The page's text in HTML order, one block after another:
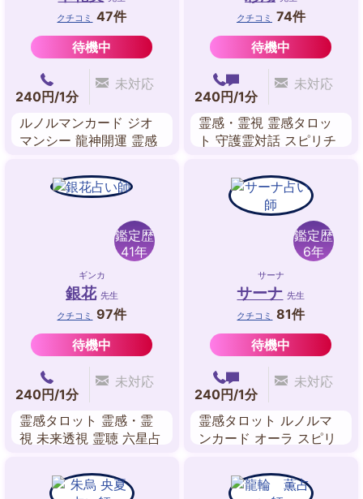
クチコミ
47件
待機中
240円/1分
未対応
ルノルマンカード ジオ
マンシー 龍神開運 霊感
星術 東洋占星術
クチコミ 74件
待機中
240円/1分
未対応
霊感・霊視 霊感タロッ
ト 守護霊対話 スピリチ
動修正 ツインレイリー
ディング
鑑定歴
41年
ギンカ
銀花 先生
クチコミ
97件
待機中
240円/1分
未対応
霊感タロット 霊感・霊
視 未来透視 霊聴 六星占
鑑定歴
6年
サーナ
サーナ 先生
クチコミ
81件
待機中
240円/1分
未対応
霊感タロット ルノルマ
ンカード オーラ スピリ
ャネリング